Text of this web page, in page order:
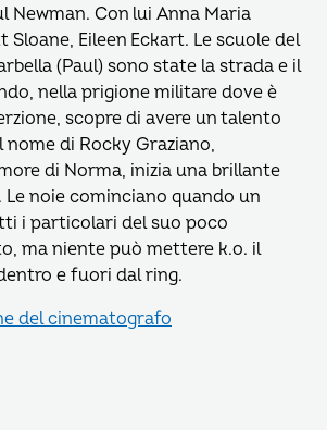
Newman. Con lui Anna Maria
Sloane, Eileen Eckart. Le scuole del
(Paul) sono state la strada e il
nella prigione militare dove è
scopre di avere un talento
nome di Rocky Graziano,
di Norma, inizia una brillante
noie cominciano quando un
i particolari del suo poco
ma niente può mettere k.o. il
e fuori dal ring.
del cinematografo